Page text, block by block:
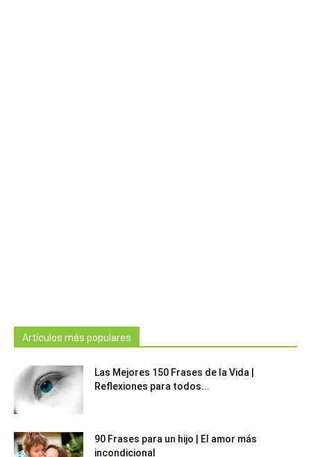
Artículos más populares
Las Mejores 150 Frases de la Vida |
Reflexiones para todos...
90 Frases para un hijo | El amor más
incondicional